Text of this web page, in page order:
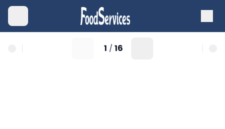
1 / 16